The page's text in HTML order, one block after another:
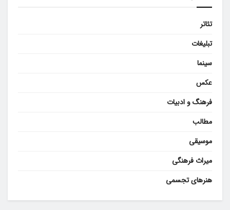
تئاتر
تبلیغات
سینما
عکس
فرهنگ و ادبیات
مطالب
موسیقی
میراث فرهنگی
هنرهای تجسمی